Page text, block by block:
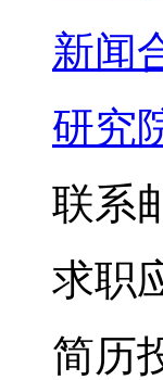
新闻
研究
联系
求职
简历